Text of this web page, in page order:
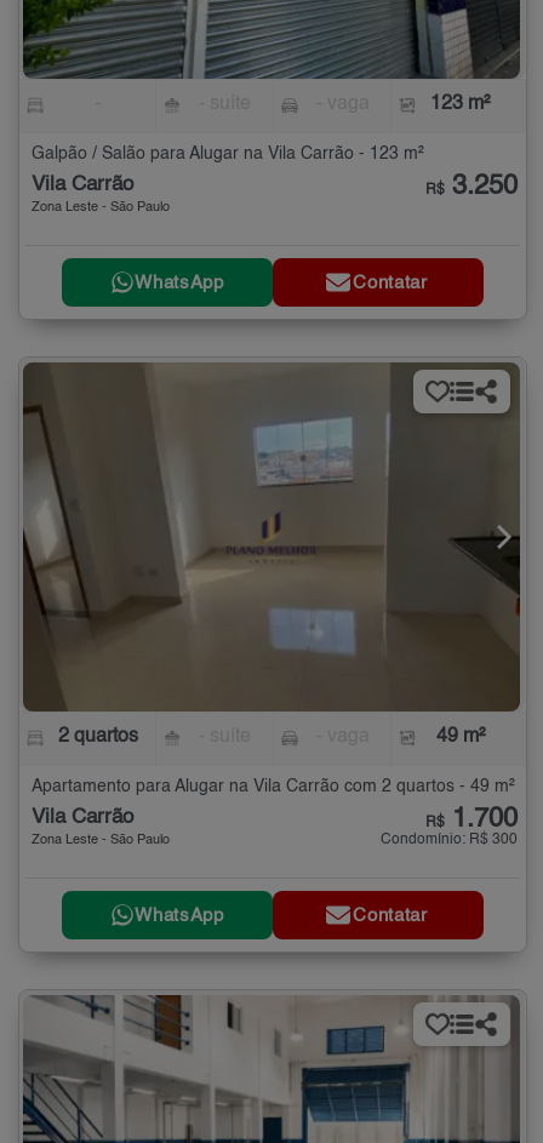
123 m²
Galpão / Salão para Alugar na Vila Carrão - 123 m²
Vila Carrão
Zona Leste - São Paulo
R$ 3.250
WhatsApp Contatar
2 quartos 49 m²
Apartamento para Alugar na Vila Carrão com 2 quartos - 49 m²
Vila Carrão
Zona Leste - São Paulo
R$ 1.700
Condomínio: R$ 300
WhatsApp Contatar